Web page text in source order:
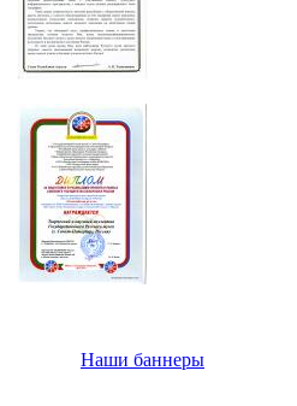
Наши баннеры